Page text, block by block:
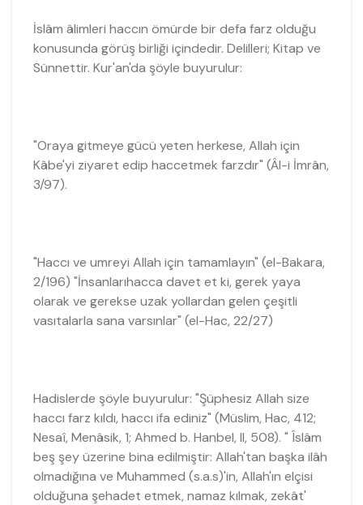
İslâm âlimleri haccın ömürde bir defa farz olduğu
konusunda görüş birliği içindedir. Delilleri; Kitap ve
Sünnettir. Kur'an'da şöyle buyurulur:
"Oraya gitmeye gücü yeten herkese, Allah için
Kâbe'yi ziyaret edip haccetmek farzdır" (Âl-i İmrân,
3/97).
"Haccı ve umreyi Allah için tamamlayın" (el-Bakara,
2/196) "İnsanlarıhacca davet et ki, gerek yaya
olarak ve gerekse uzak yollardan gelen çeşitli
vasıtalarla sana varsınlar" (el-Hac, 22/27)
Hadislerde şöyle buyurulur: "Şüphesiz Allah size
haccı farz kıldı, haccı ifa ediniz" (Müslim, Hac, 412;
Nesaî, Menâsik, 1; Ahmed b. Hanbel, II, 508). " Îslâm
beş şey üzerine bina edilmiştir: Allah'tan başka ilâh
olmadığına ve Muhammed (s.a.s)'in, Allah'ın elçisi
olduğuna şehadet etmek, namaz kılmak, zekât'